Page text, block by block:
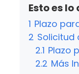
Esto es
1 Plazo
2 Solicitud
2.1 Plazo
2.2 Más